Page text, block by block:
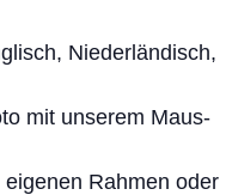
Niederländisch,
mit unserem Maus-
Rahmen oder